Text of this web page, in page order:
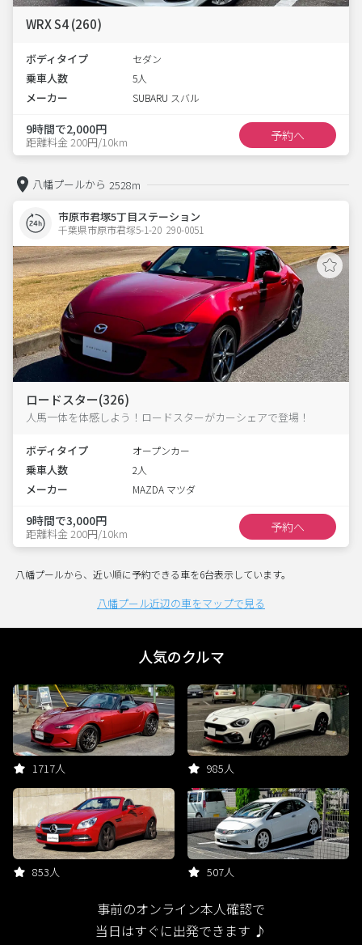
WRX S4 (260)
ボディタイプ セダン
乗車人数 5人
メーカー SUBARU スバル
9時間で2,000円
距離料金 200円/10km 予約へ
八幡プールから 2528m
市原市君塚5丁目ステーション
千葉県市原市君塚5-1-20  290-0051
ロードスター(326)
人馬一体を体感しよう！ロードスターがカーシェアで登場！
ボディタイプ オープンカー
乗車人数 2人
メーカー MAZDA マツダ
9時間で3,000円
距離料金 200円/10km 予約へ
八幡プールから、近い順に予約できる車を6台表示しています。
八幡プール近辺の車をマップで見る
人気のクルマ
1717人 985人
853人 507人
事前のオンライン本人確認で
当日はすぐに出発できます ♪